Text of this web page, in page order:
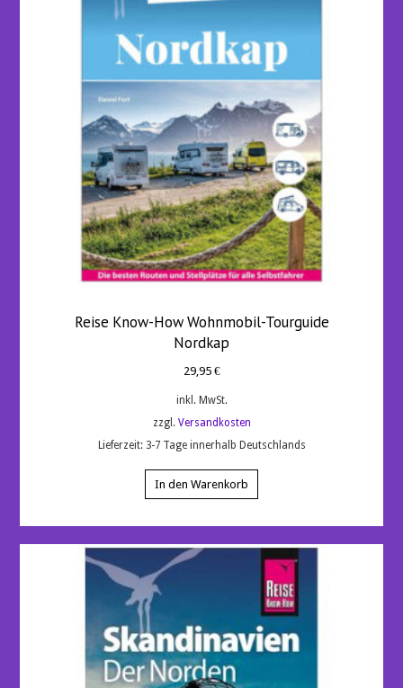
Reise Know-How Wohnmobil-Tourguide
Nordkap
29,95 €
inkl. MwSt.
zzgl. Versandkosten
Lieferzeit: 3-7 Tage innerhalb Deutschlands
In den Warenkorb